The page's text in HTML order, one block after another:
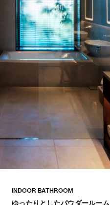
INDOOR BATHROOM
ゆったりとしたパウダールーム